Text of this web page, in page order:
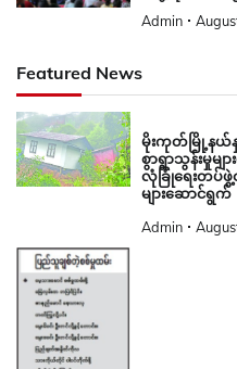
Admin
Featured News
မိုးကုတ်မြို့နယ်
စွာရွာသွန်းမှုမျ
လုံခြုံရေးတပ်
များဆောင်ရွက်
Admin